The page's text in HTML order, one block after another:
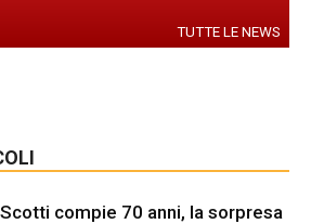
TUTTE LE NEWS
compie 70 anni, la sorpresa